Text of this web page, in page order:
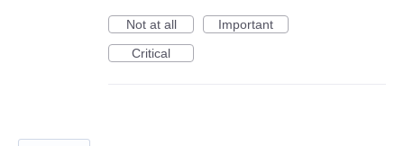
Not at all
Important
Critical